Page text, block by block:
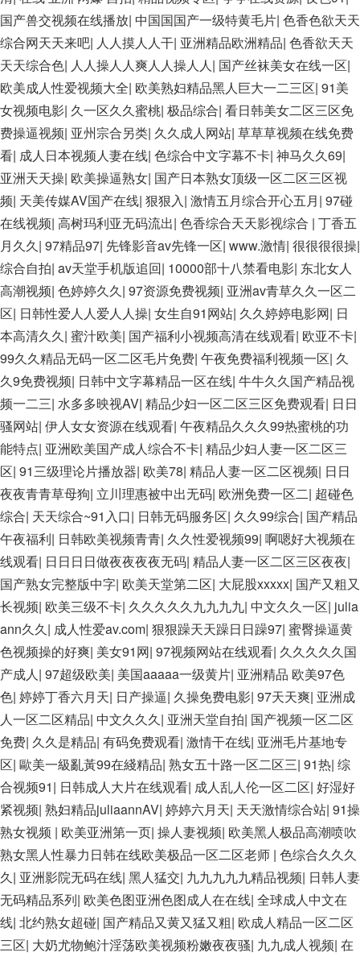
国产兽交视频在线播放| 中国国国产一级特黄毛片| 色香色欲天天
综合网天天来吧| 人人摸人人干| 亚洲精品欧洲精品| 色香欲天天
天天综合色| 人人操人人爽人人操人人| 国产丝袜美女在线一区|
欧美成人性爱视频大全| 欧美熟妇精品黑人巨大一二三区| 91美
女视频电影| 久一区久久蜜桃| 极品综合| 看日韩美女二区三区免
费操逼视频| 亚州宗合另类| 久久成人网站| 草草草视频在线免费
看| 成人日本视频人妻在线| 色综合中文字幕不卡| 神马久久69|
亚洲天天操| 欧美操逼熟女| 国产日本熟女顶级一区二区三区视
频| 天美传媒AV国产在线| 狠狠入| 激情五月综合开心五月| 97碰
在线视频| 高树玛利亚无码流出| 色香综合天天影视综合 | 丁香五
月久久| 97精品97| 先锋影音av先锋一区| www.激情| 很很很很操|
综合自拍| av天堂手机版追回| 10000部十八禁看电影| 东北女人
高潮视频| 色婷婷久久| 97资源免费视频| 亚洲av青草久久一区二
区| 日韩性爱人人爱人人操| 女生自91网站| 久久婷婷电影网| 日
本高清久久| 蜜汁欧美| 国产福利小视频高清在线观看| 欧亚不卡|
99久久精品无码一区二区毛片免费| 午夜免费福利视频一区| 久
久9免费视频| 日韩中文字幕精品一区在线| 牛牛久久国产精品视
频一二三| 水多多映视AV| 精品少妇一区二区三区免费观看| 日日
骚网站| 伊人女女资源在线观看| 午夜精品久久久99热蜜桃的功
能特点| 亚洲欧美国产成人综合不卡| 精品少妇人妻一区二区三
区| 91三级理论片播放器| 欧美78| 精品人妻一区二区视频| 日日
夜夜青青草母狗| 立川理惠被中出无码| 欧洲免费一区二| 超碰色
综合| 天天综合~91入口| 日韩无码服务区| 久久99综合| 国产精品
午夜福利| 日韩欧美视频青青| 久久性爱视频99| 啊嗯好大视频在
线观看| 日日日日做夜夜夜夜无码| 精品人妻一区二区三区夜夜|
国产熟女完整版中字| 欧美天堂第二区| 大屁股xxxxx| 国产又粗又
长视频| 欧美三级不卡| 久久久久久九九九九| 中文久久一区| julia
ann久久| 成人性爱av.com| 狠狠躁天天躁日日躁97| 蜜臀操逼黄
色视频操的好爽| 美女91网| 97视频网站在线观看| 久久久久久国
产成人| 97超级欧美| 美国aaaaa一级黄片| 亚洲精品 欧美97色
色| 婷婷丁香六月天| 日产操逼| 久操免费电影| 97天天爽| 亚洲成
人一区二区精品| 中文久久久| 亚洲天堂自拍| 国产视频一区二区
免费| 久久是精品| 有码免费观看| 激情干在线| 亚洲毛片基地专
区| 歐美一級亂黃99在綫精品| 熟女五十路一区二区三| 91热| 综
合视频91| 日韩成人大片在线观看| 成人乱人伦一区二区| 好湿好
紧视频| 熟妇精品juliaannAV| 婷婷六月天| 天天激情综合站| 91操
熟女视频 | 欧美亚洲第一页| 操人妻视频| 欧美黑人极品高潮喷吹
熟女黑人性暴力日韩在线欧美极品一区二区老师 | 色综合久久久
久| 亚洲影院无码在线| 黑人猛交| 九九九九九精品视频| 日韩人妻
无码精品系列| 欧美色图亚洲色图成人在在线| 全球成人中文在
线| 北约熟女超碰| 国产精品又黄又猛又粗| 欧成人精品一区二区
三区| 大奶尤物鲍汁淫荡欧美视频粉嫩夜夜骚| 九九成人视频| 在